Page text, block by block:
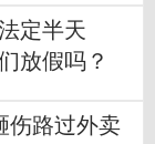
定半天
放假吗？
伤路过外卖